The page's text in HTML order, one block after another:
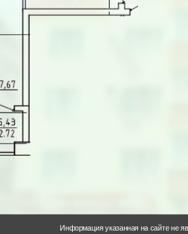
Информация указанная на сайте не